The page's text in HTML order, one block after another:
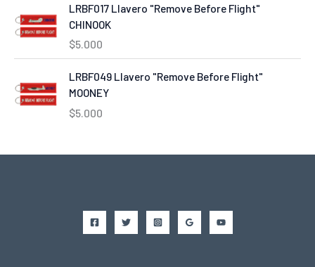
LRBF017 Llavero "Remove Before Flight"
CHINOOK
$5.000
LRBF049 Llavero "Remove Before Flight"
MOONEY
$5.000